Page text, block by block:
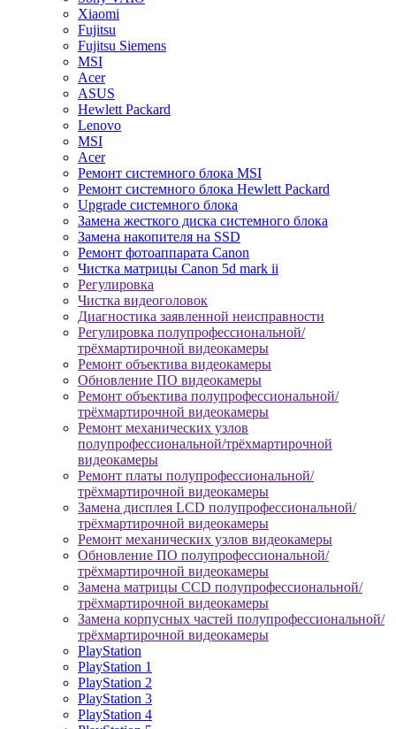
Xiaomi
Fujitsu
Fujitsu Siemens
MSI
Acer
ASUS
Hewlett Packard
Lenovo
MSI
Acer
Ремонт системного блока MSI
Ремонт системного блока Hewlett Packard
Upgrade системного блока
Замена жесткого диска системного блока
Замена накопителя на SSD
Ремонт фотоаппарата Canon
Чистка матрицы Canon 5d mark ii
Регулировка
Чистка видеоголовок
Диагностика заявленной неисправности
Регулировка полупрофессиональной/
трёхмартирочной видеокамеры
Ремонт объектива видеокамеры
Обновление ПО видеокамеры
Ремонт объектива полупрофессиональной/
трёхмартирочной видеокамеры
Ремонт механических узлов
полупрофессиональной/трёхмартирочной
видеокамеры
Ремонт платы полупрофессиональной/
трёхмартирочной видеокамеры
Замена дисплея LCD полупрофессиональной/
трёхмартирочной видеокамеры
Ремонт механических узлов видеокамеры
Обновление ПО полупрофессиональной/
трёхмартирочной видеокамеры
Замена матрицы CCD полупрофессиональной/
трёхмартирочной видеокамеры
Замена корпусных частей полупрофессиональной/
трёхмартирочной видеокамеры
PlayStation
PlayStation 1
PlayStation 2
PlayStation 3
PlayStation 4